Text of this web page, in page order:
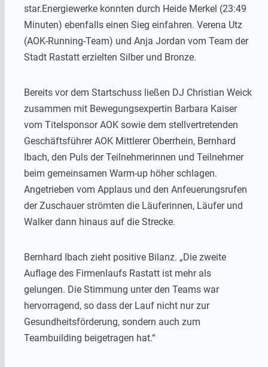
star.Energiewerke konnten durch Heide Merkel (23:49
Minuten) ebenfalls einen Sieg einfahren. Verena Utz
(AOK-Running-Team) und Anja Jordan vom Team der
Stadt Rastatt erzielten Silber und Bronze.
Bereits vor dem Startschuss ließen DJ Christian Weick
zusammen mit Bewegungsexpertin Barbara Kaiser
vom Titelsponsor AOK sowie dem stellvertretenden
Geschäftsführer AOK Mittlerer Oberrhein, Bernhard
Ibach, den Puls der Teilnehmerinnen und Teilnehmer
beim gemeinsamen Warm-up höher schlagen.
Angetrieben vom Applaus und den Anfeuerungsrufen
der Zuschauer strömten die Läuferinnen, Läufer und
Walker dann hinaus auf die Strecke.
Bernhard Ibach zieht positive Bilanz. „Die zweite
Auflage des Firmenlaufs Rastatt ist mehr als
gelungen. Die Stimmung unter den Teams war
hervorragend, so dass der Lauf nicht nur zur
Gesundheitsförderung, sondern auch zum
Teambuilding beigetragen hat.“